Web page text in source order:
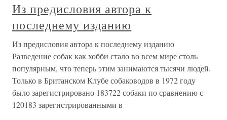
Из предисловия автора к
последнему изданию
Из предисловия автора к последнему изданию
Разведение собак как хобби стало во всем мире столь
популярным, что теперь этим занимаются тысячи людей.
Только в Британском Клубе собаководов в 1972 году
было зарегистрировано 183722 собаки по сравнению с
120183 зарегистрированными в